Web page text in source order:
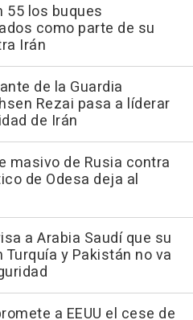
55 los buques
como parte de su
Irán
de la Guardia
Rezai pasa a líderar
de Irán
masivo de Rusia contra
de Odesa deja al
a Arabia Saudí que su
y Pakistán no va
a EEUU el cese de